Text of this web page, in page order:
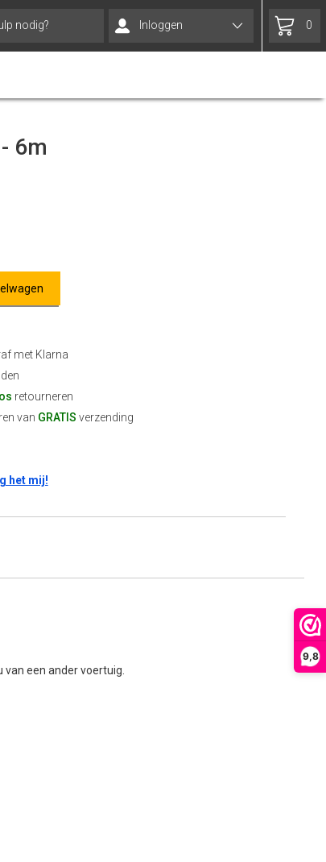
9,8
nodig? Inloggen 0
6m
met Klarna
retourneren
van GRATIS verzending
het mij!
een ander voertuig.